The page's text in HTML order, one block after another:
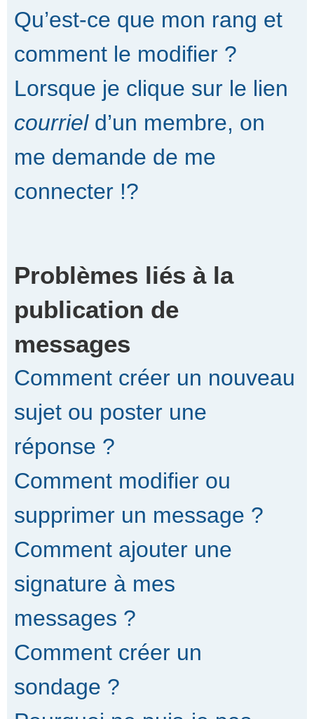
Qu’est-ce que mon rang et
comment le modifier ?
Lorsque je clique sur le lien
courrield’un membre, on
me demande de me
connecter !?
Problèmes liés à la
publication de
messages
Comment créer un nouveau
sujet ou poster une
réponse ?
Comment modifier ou
supprimer un message ?
Comment ajouter une
signature à mes
messages ?
Comment créer un
sondage ?